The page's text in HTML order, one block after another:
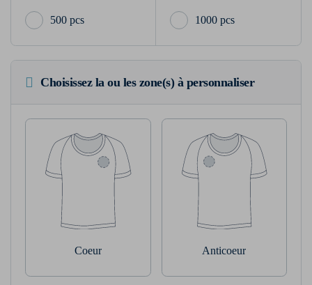
500 pcs 1000 pcs
Choisissez la ou les zone(s) à personnaliser
Coeur Anticoeur